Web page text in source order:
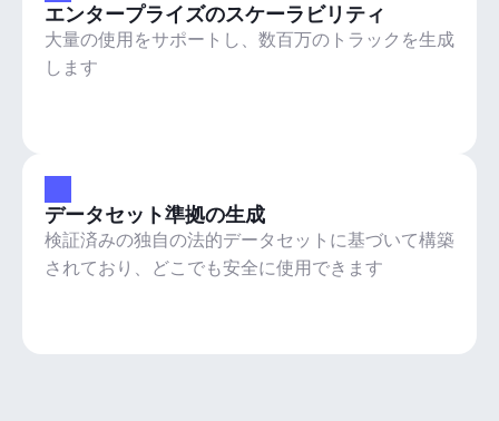
エンタープライズのスケーラビリティ
大量の使用をサポートし、数百万のトラックを生成
します
データセット準拠の生成
検証済みの独自の法的データセットに基づいて構築
されており、どこでも安全に使用できます